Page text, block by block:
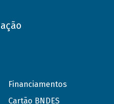
Financiamentos
Cartão BNDES